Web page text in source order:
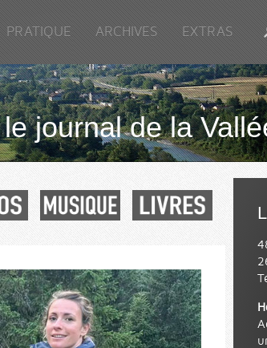
PRATIQUE ARCHIVES EXTRAS
journal de la